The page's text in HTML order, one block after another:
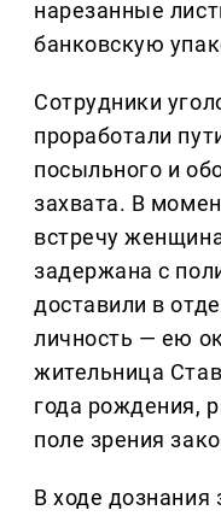
нарезанные
банковскую
Сотрудники
проработали
посыльного и
захвата. В
встречу
задержана с
доставили в
личность — ею
жительница
года рождения,
поле зрения
В ходе дознания